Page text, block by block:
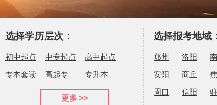
选择学历层次：
初中起点 中专起点 高中起点
专本套读 高起专 专升本
更多 >>
选择报考地域
郑州 洛阳
安阳 商丘
周口 信阳